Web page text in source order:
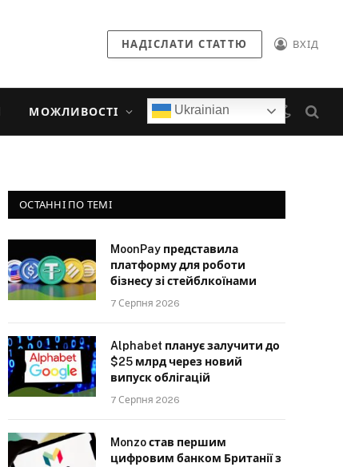
НАДІСЛАТИ СТАТТЮ ВХІД
МОЖЛИВОСТІ Ukrainian
ОСТАННІ ПО ТЕМІ
MoonPay представила
платформу для роботи
бізнесу зі стейблкоїнами
7 Серпня 2026
Alphabet планує залучити до
$25 млрд через новий
випуск облігацій
7 Серпня 2026
Monzo став першим
цифровим банком Британії з